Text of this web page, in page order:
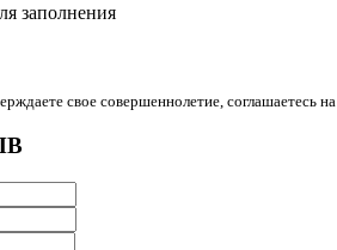
заполнения
свое совершеннолетие, соглашаетесь на